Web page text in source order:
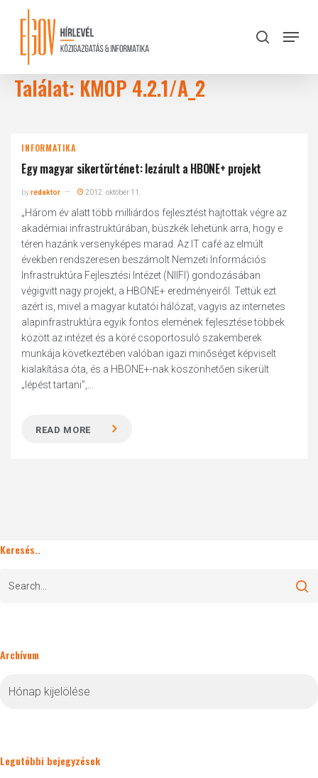
content
search
Menu
Találat: KMOP 4.2.1/A_2
INFORMATIKA
Egy magyar sikertörténet: lezárult a HBONE+ projekt
byredaktor 2012. október 11.
„Három év alatt több milliárdos fejlesztést hajtottak végre az
akadémiai infrastruktúrában, büszkék lehetünk arra, hogy e
téren hazánk versenyképes marad. Az IT café az elmúlt
években rendszeresen beszámolt Nemzeti Információs
Infrastruktúra Fejlesztési Intézet (NIIFI) gondozásában
végigvitt nagy projekt, a HBONE+ eredményeiről. Tettük ezt
azért is, mivel a magyar kutatói hálózat, vagyis az internetes
alapinfrastruktúra egyik fontos elemének fejlesztése többek
között az intézet és a köré csoportosuló szakemberek
munkája következtében valóban igazi minőséget képviselt
kialakítása óta, és a HBONE+-nak köszönhetően sikerült
„lépést tartani”,...
READ MORE
Keresés..
Archívum
Legutóbbi bejegyzések
Close